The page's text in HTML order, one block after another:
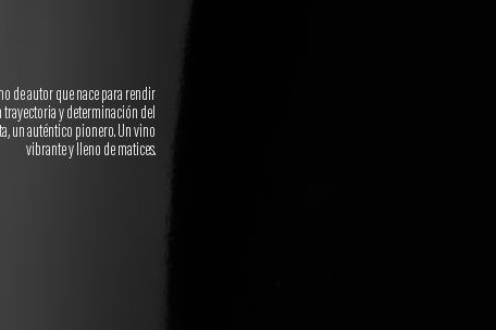
de autor que nace para rendir
trayectoria y determinación del
un auténtico pionero. Un vino
vibrante y lleno de matices.